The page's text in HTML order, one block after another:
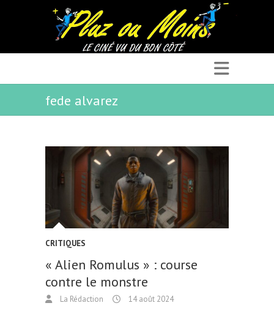
fede alvarez
CRITIQUES
« Alien Romulus » : course
contre le monstre
La Rédaction 14 août 2024